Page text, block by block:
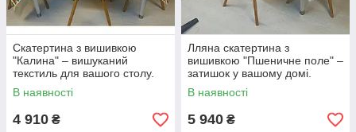
Скатертина з вишивкою
"Калина" – вишуканий
текстиль для вашого столу.
В наявності
4 910 ₴
Лляна скатертина з
вишивкою "Пшеничне поле" –
затишок у вашому домі.
В наявності
5 940 ₴